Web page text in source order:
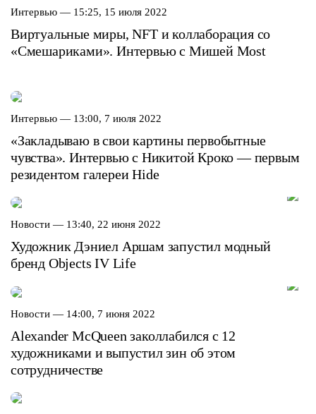
Интервью — 15:25, 15 июля 2022
Виртуальные миры, NFT и коллаборация со
«Смешариками». Интервью с Мишей Most
Интервью — 13:00, 7 июля 2022
«Закладываю в свои картины первобытные
чувства». Интервью с Никитой Кроко — первым
резидентом галереи Hide
Новости — 13:40, 22 июня 2022
Художник Дэниел Аршам запустил модный
бренд Objects IV Life
Новости — 14:00, 7 июня 2022
Alexander McQueen заколлабился с 12
художниками и выпустил зин об этом
сотрудничестве